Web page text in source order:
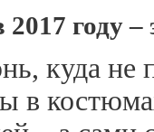
году –
куда не
в